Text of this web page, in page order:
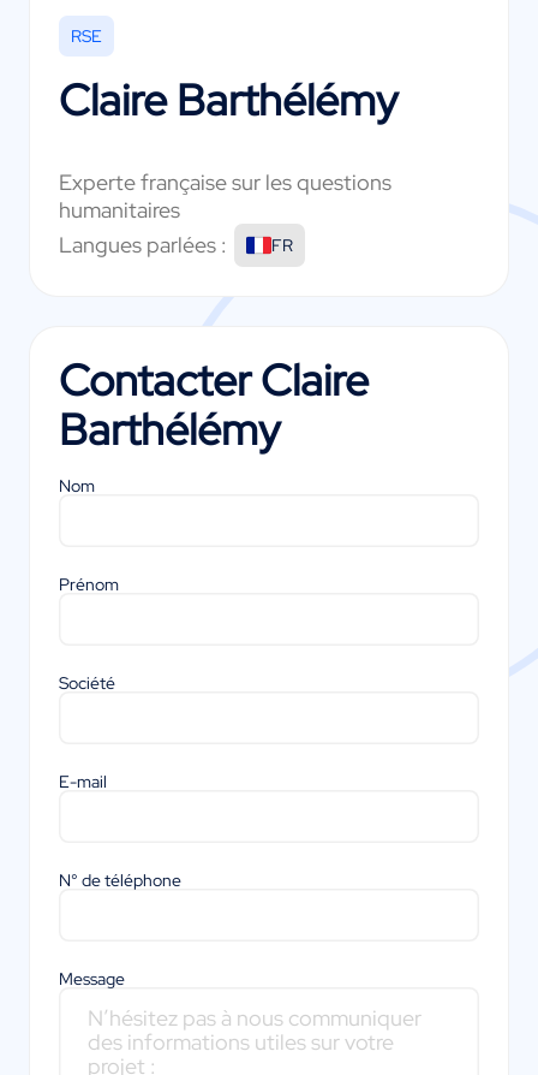
RSE
Claire Barthélémy
Experte française sur les questions
humanitaires
Langues parlées :
FR
ContacterClaire
Barthélémy
Nom
Prénom
Société
E-mail
N° de téléphone
Message